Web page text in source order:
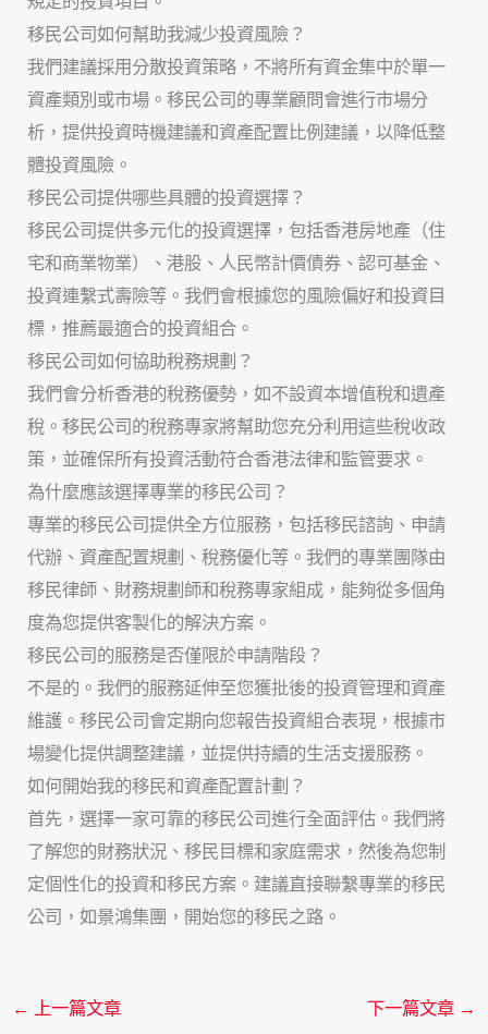
移民公司如何幫助我減少投資風險？
我們建議採用分散投資策略，不將所有資金集中於單一
資產類別或市場。移民公司的專業顧問會進行市場分
析，提供投資時機建議和資產配置比例建議，以降低整
體投資風險。
移民公司提供哪些具體的投資選擇？
移民公司提供多元化的投資選擇，包括香港房地產（住
宅和商業物業）、港股、人民幣計價債券、認可基金、
投資連繫式壽險等。我們會根據您的風險偏好和投資目
標，推薦最適合的投資組合。
移民公司如何協助稅務規劃？
我們會分析香港的稅務優勢，如不設資本增值稅和遺產
稅。移民公司的稅務專家將幫助您充分利用這些稅收政
策，並確保所有投資活動符合香港法律和監管要求。
為什麼應該選擇專業的移民公司？
專業的移民公司提供全方位服務，包括移民諮詢、申請
代辦、資產配置規劃、稅務優化等。我們的專業團隊由
移民律師、財務規劃師和稅務專家組成，能夠從多個角
度為您提供客製化的解決方案。
移民公司的服務是否僅限於申請階段？
不是的。我們的服務延伸至您獲批後的投資管理和資產
維護。移民公司會定期向您報告投資組合表現，根據市
場變化提供調整建議，並提供持續的生活支援服務。
如何開始我的移民和資產配置計劃？
首先，選擇一家可靠的移民公司進行全面評估。我們將
了解您的財務狀況、移民目標和家庭需求，然後為您制
定個性化的投資和移民方案。建議直接聯繫專業的移民
公司，如景鴻集團，開始您的移民之路。
← 上一篇文章 下一篇文章 →